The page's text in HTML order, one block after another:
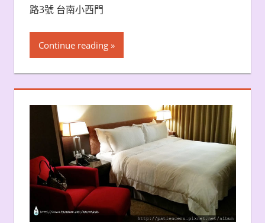
路3號 台南小西門
Continue reading